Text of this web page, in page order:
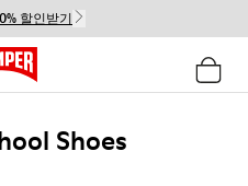
할인받기
Shoes